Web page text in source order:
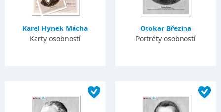
Karel Hynek Mácha
Karty osobností
Otokar Březina
Portréty osobností